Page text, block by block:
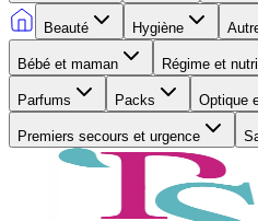
Beauté Hygiène
Bébé et maman Régime et
Parfums Packs Optique
Premiers secours et urgence